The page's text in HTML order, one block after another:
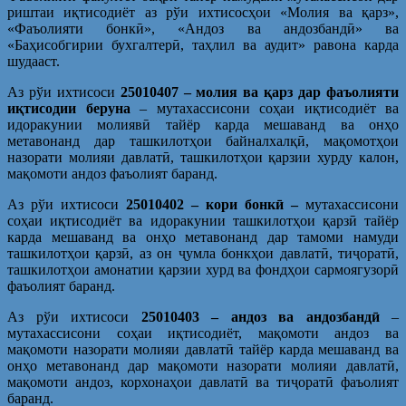
риштаи иқтисодиёт аз рўи ихтисосҳои «Молия ва қарз»,
«Фаъолияти бонкӣ», «Андоз ва андозбандӣ» ва
«Баҳисобгирии бухгалтерӣ, таҳлил ва аудит» равона карда
шудааст.
Аз рўи ихтисоси 25010407 – молия ва қарз дар фаъолияти
иқтисодии беруна – мутахассисони соҳаи иқтисодиёт ва
идоракунии молиявӣ тайёр карда мешаванд ва онҳо
метавонанд дар ташкилотҳои байналхалқӣ, мақомотҳои
назорати молияи давлатӣ, ташкилотҳои қарзии хурду калон,
мақомоти андоз фаъолият баранд.
Аз рўи ихтисоси 25010402 – кори бонкӣ – мутахассисони
соҳаи иқтисодиёт ва идоракунии ташкилотҳои қарзӣ тайёр
карда мешаванд ва онҳо метавонанд дар тамоми намуди
ташкилотҳои қарзӣ, аз он ҷумла бонкҳои давлатӣ, тиҷоратӣ,
ташкилотҳои амонатии қарзии хурд ва фондҳои сармоягузорӣ
фаъолият баранд.
Аз рўи ихтисоси 25010403 – андоз ва андозбандӣ–
мутахассисони соҳаи иқтисодиёт, мақомоти андоз ва
мақомоти назорати молияи давлатӣ тайёр карда мешаванд ва
онҳо метавонанд дар мақомоти назорати молияи давлатӣ,
мақомоти андоз, корхонаҳои давлатӣ ва тиҷоратӣ фаъолият
баранд.